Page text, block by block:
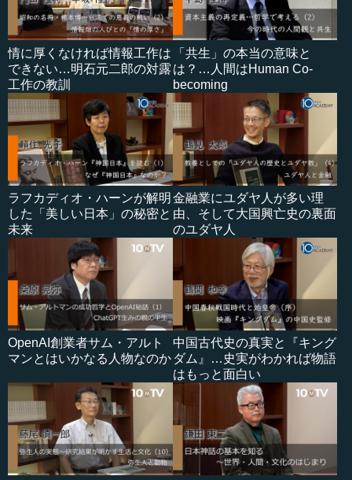
情に厚くなければ情報工作は
できない…明石元二郎の対露
工作の教訓
「共生」の本当の意味と
は？…人間はHuman Co-
becoming
ラフカディオ・ハーンが解明
した「美しい日本」の秘密と
未来
金融業にユダヤ人が多い理
由、そして大国興亡史の裏面
のユダヤ人
OpenAI創業者サム・アルト
マンとはいかなる人物なのか
中国古代史の真実と『キング
ダム』…史実がわかれば物語
はもっと面白い